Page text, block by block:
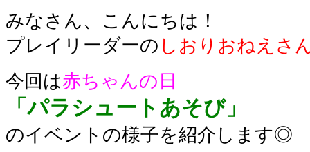
みなさん、こんにちは！
プレイリーダーの しおりおねえさ
今回は赤ちゃんの日
「パラシュートあそび」
のイベントの様子を紹介します◎